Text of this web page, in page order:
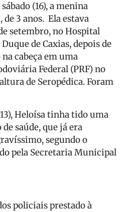
(16), a menina
de 3 anos. Ela estava
setembro, no Hospital
de Caxias, depois de
cabeça em uma
Federal (PRF) no
de Seropédica. Foram
Heloísa tinha tido uma
saúde, que já era
segundo o
pela Secretaria Municipal
policiais prestado à